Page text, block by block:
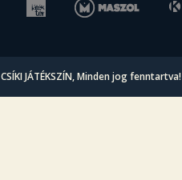
CSÍKI JÁTÉKSZÍN, Minden jog fenntartva!